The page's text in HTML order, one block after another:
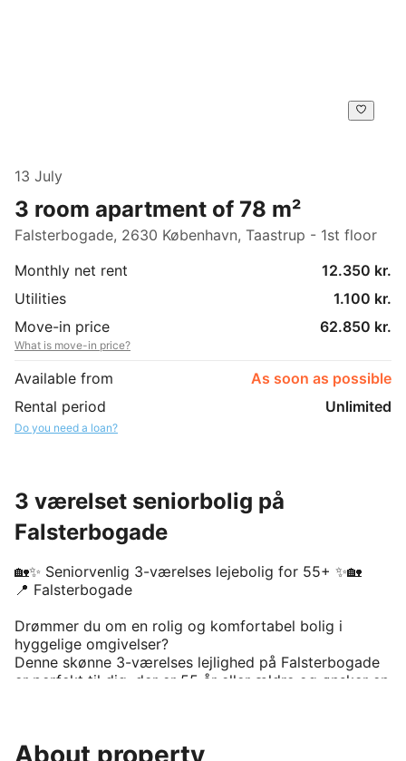
13 July
3 room apartment of 78 m²
Falsterbogade, 2630 København, Taastrup - 1st floor
Monthly net rent
12.350 kr.
Utilities
1.100 kr.
Move-in price
62.850 kr.
What is move-in price?
Available from
As soon as possible
Rental period
Unlimited
Do you need a loan?
3 værelset seniorbolig på
Falsterbogade
🏡✨ Seniorvenlig 3-værelses lejebolig for 55+ ✨🏡
📍 Falsterbogade
Drømmer du om en rolig og komfortabel bolig i
hyggelige omgivelser?
Denne skønne 3-værelses lejlighed på Falsterbogade
er perfekt til dig, der er 55 år eller ældre og ønsker en
🛋️ Lys og rummelig stue
About property